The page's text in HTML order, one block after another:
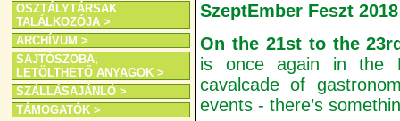
OSZTÁLYTÁRSAK
TALÁLKOZÓJA >
ARCHÍVUM >
SAJTÓSZOBA,
LETÖLTHETŐ ANYAGOK >
SZÁLLÁSAJÁNLÓ >
TÁMOGATÓK >
SzeptEmber Feszt
On the 21st to the
is once again in the
cavalcade of
events - there’s